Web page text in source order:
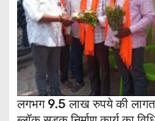
लगभग 9.5 लाख रुपये की लागत